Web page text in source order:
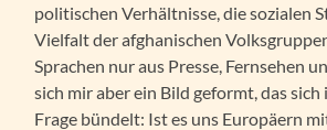
politischen Verhältnisse, die sozialen
Vielfalt der afghanischen
Sprachen nur aus Presse, Fernsehen
sich mir aber ein Bild geformt, das sich
Frage bündelt: Ist es uns Europäern